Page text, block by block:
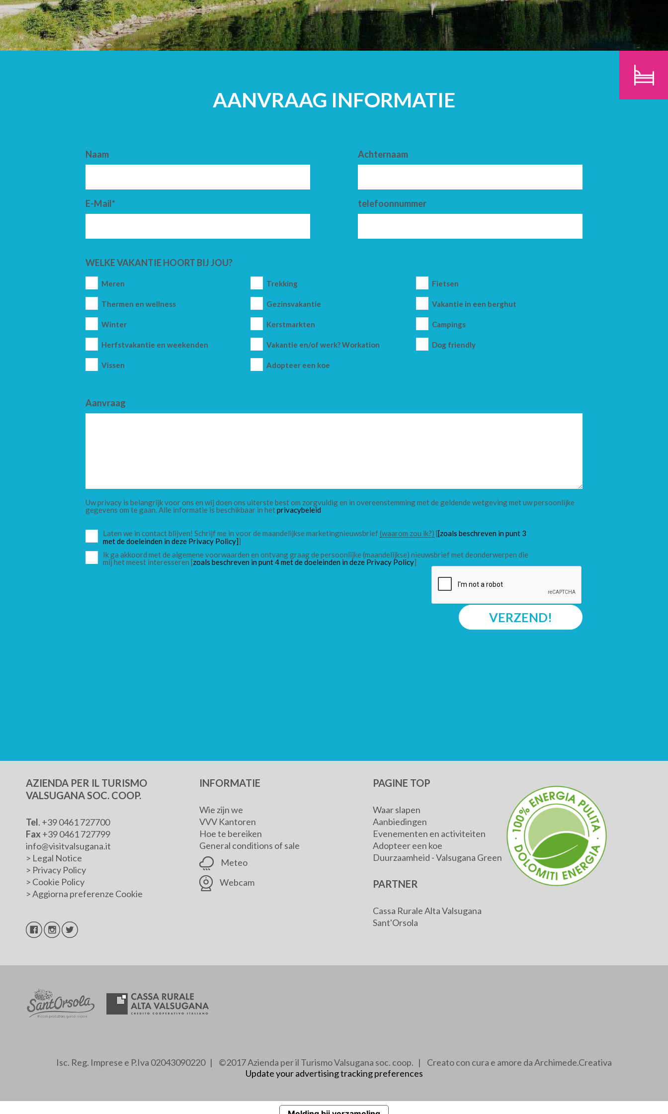
AANKOMST VERTREK VOLWASSENEN KINDEREN
ZOEK
AANVRAAG INFORMATIE
Naam Achternaam
E-Mail* telefoonnummer
WELKE VAKANTIE HOORT BIJ JOU?
Meren Trekking Fietsen
Thermen en wellness Gezinsvakantie Vakantie in een berghut
Winter Kerstmarkten Campings
Herfstvakantie en weekenden Vakantie en/of werk? Workation Dog friendly
Vissen Adopteer een koe
Aanvraag
Uw privacy is belangrijk voor ons en wij doen ons uiterste best om zorgvuldig en in overeenstemming met de geldende wetgeving met uw persoonlijke
gegevens om te gaan. Alle informatie is beschikbaar in hetprivacybeleid
Laten we in contact blijven! Schrijf me in voor de maandelijkse marketingnieuwsbrief(waarom zou ik?) [[zoals beschreven in punt 3
met de doeleinden in deze Privacy Policy]]
Ik ga akkoord met de algemene voorwaarden en ontvang graag de persoonlijke (maandelijkse) nieuwsbrief met deonderwerpen die
mij het meest interesseren [zoals beschreven in punt 4 met de doeleinden in deze Privacy Policy]
VERZEND!
AZIENDA PER IL TURISMO
VALSUGANA SOC. COOP.
Tel. +39 0461 727700
Fax +39 0461 727799
info@visitvalsugana.it
> Legal Notice
> Privacy Policy
> Cookie Policy
>Aggiorna preferenze Cookie
INFORMATIE
Wie zijn we
VVV Kantoren
Hoe te bereiken
General conditions of sale
Meteo
Webcam
PAGINE TOP
Waar slapen
Aanbiedingen
Evenementen en activiteiten
Adopteer een koe
Duurzaamheid - Valsugana Green
PARTNER
Cassa Rurale Alta Valsugana
Sant'Orsola
Isc. Reg. Imprese e P.Iva 02043090220 | ©2017 Azienda per il Turismo Valsugana soc. coop. | Creato con cura e amore da Archimede.Creativa
Update your advertising tracking preferences